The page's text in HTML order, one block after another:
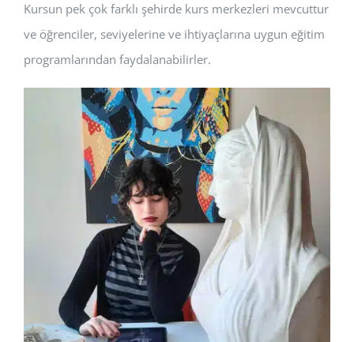
Kursun pek çok farklı şehirde kurs merkezleri mevcuttur
ve öğrenciler, seviyelerine ve ihtiyaçlarına uygun eğitim
programlarından faydalanabilirler.